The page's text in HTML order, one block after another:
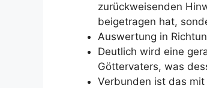
zurückweisenden
beigetragen hat,
Auswertung in
Deutlich wird eine
Göttervaters, was
Verbunden ist das